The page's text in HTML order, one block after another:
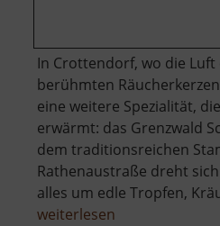
In Crottendorf, wo die
berühmten
eine weitere Spezialität,
erwärmt: das Grenzwald
dem traditionsreichen
Rathenaustraße dreht
alles um edle Tropfen,
weiterlesen